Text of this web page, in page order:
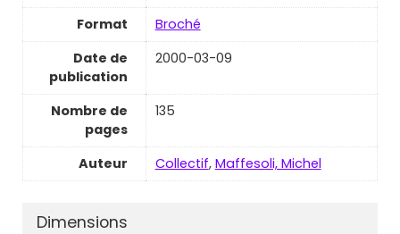
Format
Broché
Date de
publication
2000-03-09
Nombre de
pages
135
Auteur Collectif, Maffesoli, Michel
Dimensions